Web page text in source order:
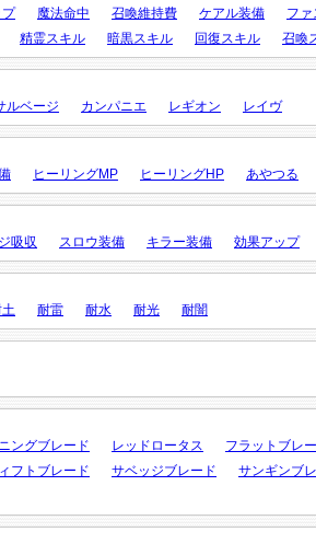
プ 魔法命中 召喚維持費 ケアル装備
フ
精霊スキル 暗黒スキル 回復スキル 召喚
ルベージ カンパニエ レギオン レイヴ
ヒーリングMP ヒーリングHP あやつる
吸収 スロウ装備 キラー装備 効果アップ
耐雷 耐水 耐光 耐闇
ングブレード レッドロータス
フラットブレ
フトブレード サベッジブレード
サンギンブ